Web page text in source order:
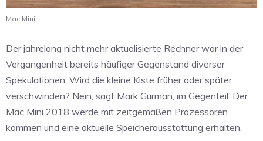
Mac Mini
Der jahrelang nicht mehr aktualisierte Rechner war in der
Vergangenheit bereits häufiger Gegenstand diverser
Spekulationen: Wird die kleine Kiste früher oder später
verschwinden? Nein, sagt Mark Gurman, im Gegenteil. Der
Mac Mini 2018 werde mit zeitgemäßen Prozessoren
kommen und eine aktuelle Speicherausstattung erhalten.